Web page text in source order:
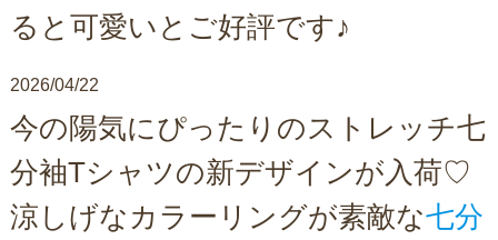
ると可愛いとご好評です♪
2026/04/22
今の陽気にぴったりのストレッチ七
分袖Tシャツの新デザインが入荷♡
涼しげなカラーリングが素敵な七分